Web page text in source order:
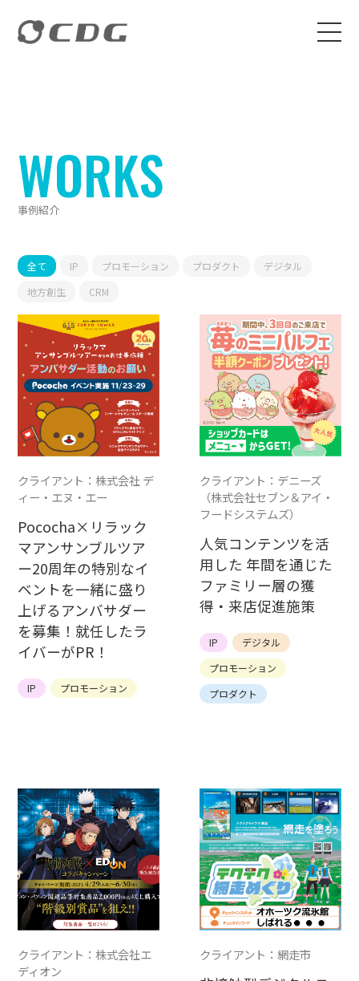
WORKS
事例紹介
クライアント：株式会社 デ
ィー・エヌ・エー
Pococha×リラック
マアンサンブルツア
ー20周年の特別なイ
ベントを一緒に盛り
上げるアンバサダー
を募集！就任したラ
イバーがPR！
IP プロモーション
クライアント：デニーズ
（株式会社セブン＆アイ・
フードシステムズ）
人気コンテンツを活
用した 年間を通じた
ファミリー層の獲
得・来店促進施策
IP
デジタル
プロモーション
プロダクト
クライアント：株式会社エ
ディオン
クライアント：網走市
全て IP プロモーション プロダクト
デジタル
地方創生
CRM